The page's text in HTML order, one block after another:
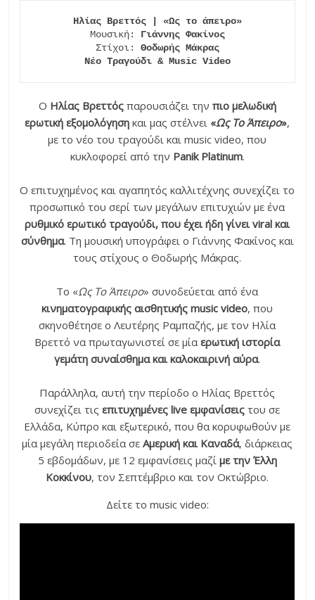
Ηλίας Βρεττός | «Ως το άπειρο»
Μουσική: Γιάννης Φακίνος
Στίχοι: Θοδωρής Μάκρας
Νέο Τραγούδι & Music Video
Ο Ηλίας Βρεττόςπαρουσιάζει την πιο μελωδική
ερωτική εξομολόγηση και μας στέλνει «Ως Το Άπειρο»,
με το νέο του τραγούδι και music video, που
κυκλοφορεί από την Panik Platinum.
Ο επιτυχημένος και αγαπητός καλλιτέχνης συνεχίζει το
προσωπικό του σερί των μεγάλων επιτυχιών με ένα
ρυθμικό ερωτικό τραγούδι, που έχει ήδη γίνει viral και
σύνθημα. Τη μουσική υπογράφει ο Γιάννης Φακίνος και
τους στίχους ο Θοδωρής Μάκρας.
Το «Ως Το Άπειρο» συνοδεύεται από ένα
κινηματογραφικής αισθητικής music video, που
σκηνοθέτησε ο Λευτέρης Ραμπαζής, με τον Ηλία
Βρεττό να πρωταγωνιστεί σε μίαερωτική ιστορία
γεμάτη συναίσθημα και καλοκαιρινή αύρα.
Παράλληλα, αυτή την περίοδο ο Ηλίας Βρεττός
συνεχίζει τιςεπιτυχημένες live εμφανίσεις του σε
Ελλάδα, Κύπρο και εξωτερικό, που θα κορυφωθούν με
μία μεγάλη περιοδεία σεΑμερική και Καναδά, διάρκειας
5 εβδομάδων, με 12 εμφανίσεις μαζί με την Έλλη
Κοκκίνου, τον Σεπτέμβριο και τον Οκτώβριο.
Δείτε το music video: